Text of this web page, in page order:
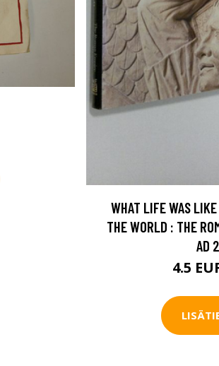
WHAT LIFE WAS
THE WORLD : THE
AD
4.5